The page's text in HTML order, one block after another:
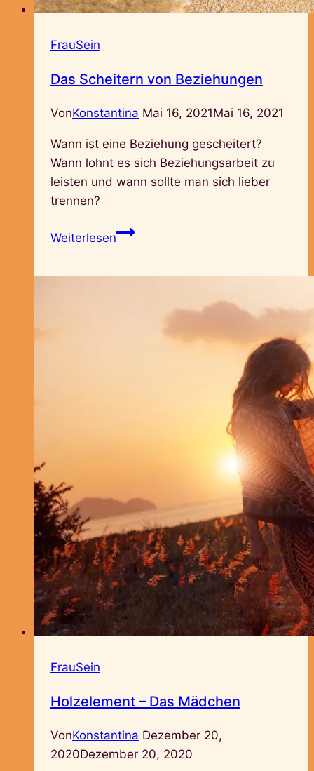
FrauSein
Das Scheitern von Beziehungen
VonKonstantina Mai 16, 2021Mai 16, 2021
Wann ist eine Beziehung gescheitert?
Wann lohnt es sich Beziehungsarbeit zu
leisten und wann sollte man sich lieber
trennen?
WeiterlesenDas
FrauSein
Holzelement – Das Mädchen
VonKonstantina Dezember 20,
2020Dezember 20, 2020